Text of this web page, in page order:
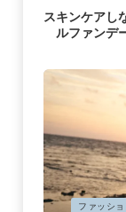
載
済
み
スキンケアし
ルファンデ
に
ファッショ